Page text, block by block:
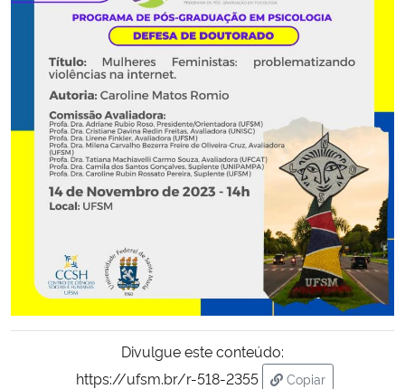
Ministério do Desenvolvimento Regional
Controladoria-Geral da União
Ministério da Mulher, da Família e dos Direitos Humanos
Secretaria-Geral
Gabinete de Segurança Institucional
Banco Central do Brasil
Divulgue este conteúdo:
https://ufsm.br/r-518-2355
Copiar